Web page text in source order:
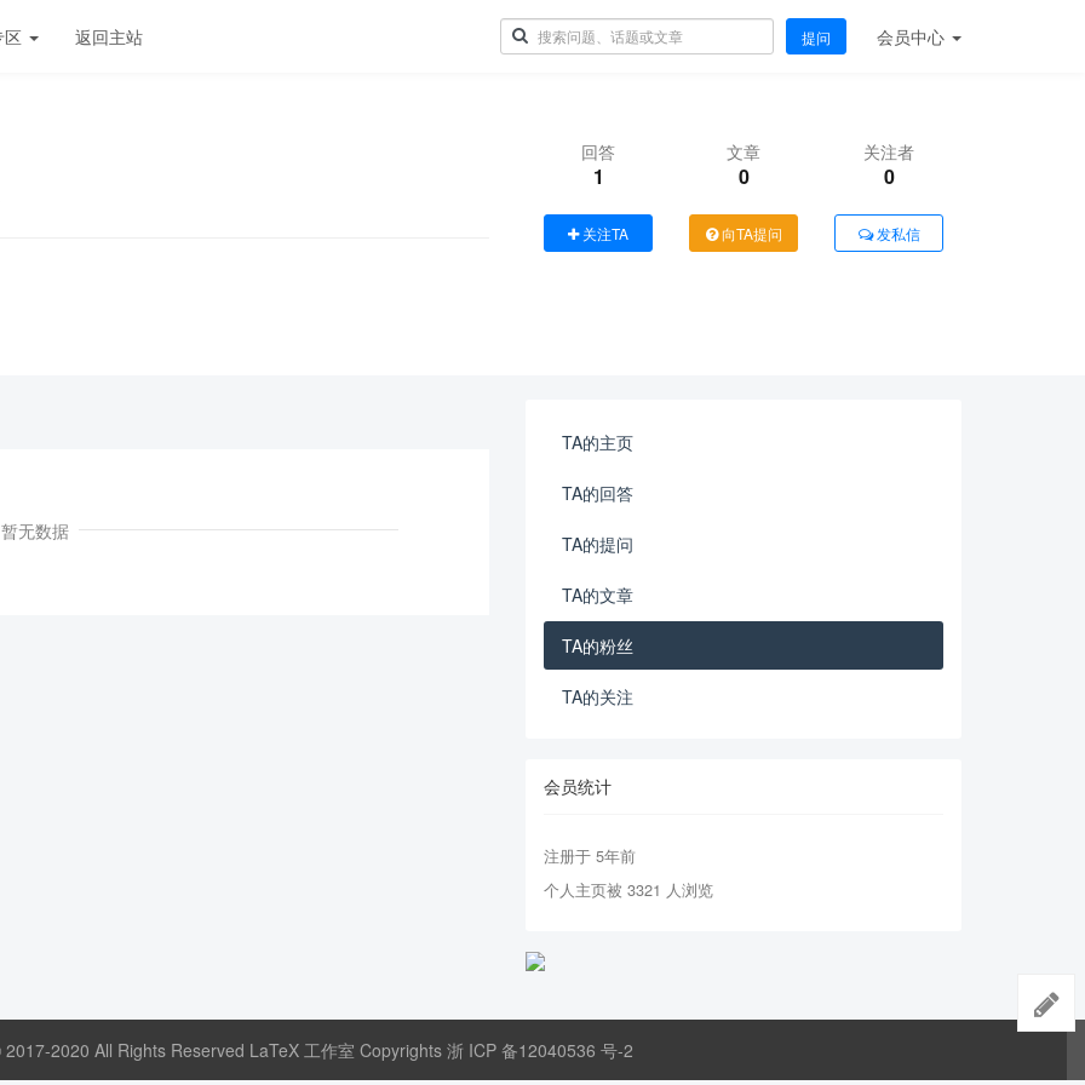
区 返回主站 提问 会员中心
回答
1
文章
0
关注者
0
关注TA 向TA提问 发私信
暂无数据
TA的主页
TA的回答
TA的提问
TA的文章
TA的粉丝
TA的关注
会员统计
注册于 5年前
个人主页被 3321 人浏览
2020 All Rights Reserved LaTeX 工作室 Copyrights 浙 ICP 备12040536 号-2